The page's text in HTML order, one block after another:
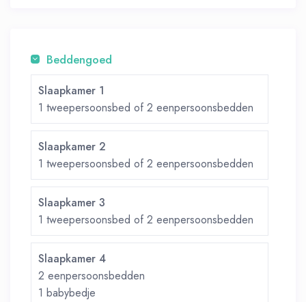
Beddengoed
Slaapkamer 1
1 tweepersoonsbed of 2 eenpersoonsbedden
Slaapkamer 2
1 tweepersoonsbed of 2 eenpersoonsbedden
Slaapkamer 3
1 tweepersoonsbed of 2 eenpersoonsbedden
Slaapkamer 4
2 eenpersoonsbedden
1 babybedje